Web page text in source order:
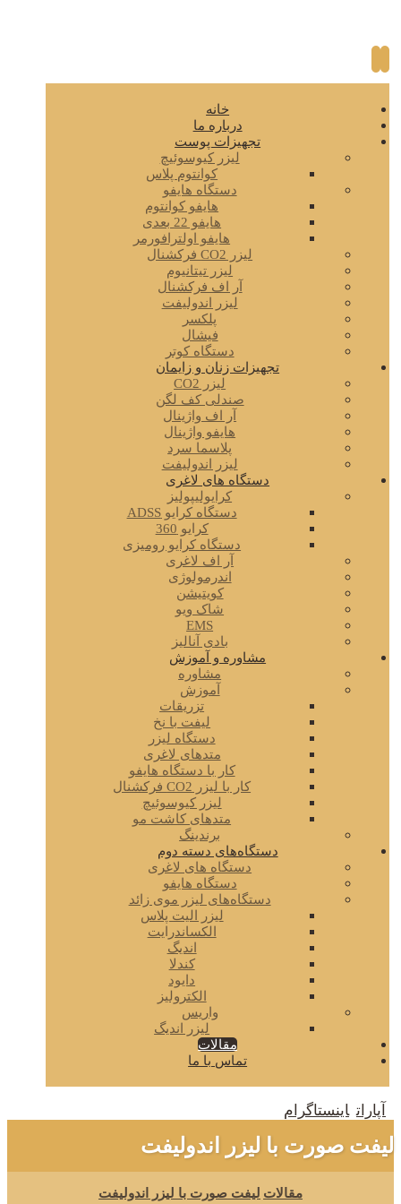
خانه
درباره ما
تجهیزات پوست
لیزر کیوسوئیچ
کوانتوم پلاس
دستگاه هایفو
هایفو کوانتوم
هایفو 22 بعدی
هایفو اولترافورمر
لیزر CO2 فرکشنال
لیزر تیتانیوم
آر اف فرکشنال
لیزر اندولیفت
پلکسر
فیشال
دستگاه کوتر
تجهیزات زنان و زایمان
لیزر CO2
صندلی کف لگن
آر اف واژینال
هایفو واژینال
پلاسما سرد
لیزر اندولیفت
دستگاه های لاغری
کرایولیپولیز
دستگاه کرایو ADSS
کرایو 360
دستگاه کرایو رومیزی
آر اف لاغری
اندرمولوژی
کویتیشن
شاک ویو
EMS
بادی آنالیز
مشاوره و آموزش
مشاوره
آموزش
تزریقات
لیفت با نخ
دستگاه لیزر
متدهای لاغری
کار با دستگاه هایفو
کار با لیزر CO2 فرکشنال
لیزر کیوسوئیچ
متدهای کاشت مو
برندینگ
دستگاه‌های دسته دوم
دستگاه های لاغری
دستگاه هایفو
دستگاه‌های لیزر موی زائد
لیزر الیت پلاس
الکساندرایت
اندیگ
کندلا
دایود
الکترولیز
واریس
لیزر اندیگ
مقالات
تماس با ما
آپارات اینستاگرام
لیفت صورت با لیزر اندولیفت
مقالات لیفت صورت با لیزر اندولیفت